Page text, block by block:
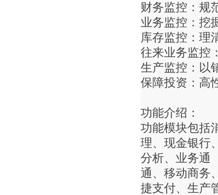
财务监控：规
业务监控：挖
库存监控：理
往来业务监控
生产监控：以
保障投资：高
功能介绍：
功能模块包括
理、现金银行
分析、业务通
通、移动商务
捷支付、生产